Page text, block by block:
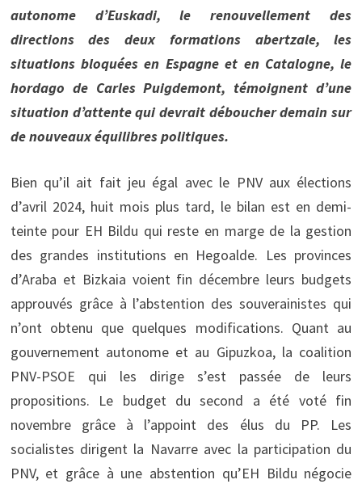
autonome d’Euskadi, le renouvellement des
directions des deux formations abertzale, les
situations bloquées en Espagne et en Catalogne, le
hordago de Carles Puigdemont, témoignent d’une
situation d’attente qui devrait déboucher demain sur
de nouveaux équilibres politiques.
Bien qu’il ait fait jeu égal avec le PNV aux élections
d’avril 2024, huit mois plus tard, le bilan est en demi-
teinte pour EH Bildu qui reste en marge de la gestion
des grandes institutions en Hegoalde. Les provinces
d’Araba et Bizkaia voient fin décembre leurs budgets
approuvés grâce à l’abstention des souverainistes qui
n’ont obtenu que quelques modifications. Quant au
gouvernement autonome et au Gipuzkoa, la coalition
PNV-PSOE qui les dirige s’est passée de leurs
propositions. Le budget du second a été voté fin
novembre grâce à l’appoint des élus du PP. Les
socialistes dirigent la Navarre avec la participation du
PNV, et grâce à une abstention qu’EH Bildu négocie